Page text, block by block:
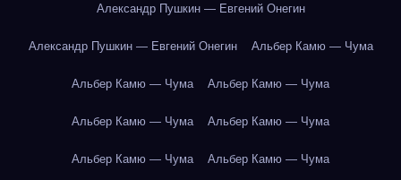
Александр Пушкин — Евгений Онегин
Александр Пушкин — Евгений Онегин Альбер Камю — Чума
Альбер Камю — Чума Альбер Камю — Чума
Альбер Камю — Чума Альбер Камю — Чума
Альбер Камю — Чума Альбер Камю — Чума